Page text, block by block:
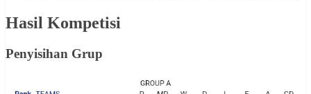
Hasil Kompetisi
Penyisihan Grup